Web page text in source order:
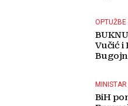
Vučić i
BiH